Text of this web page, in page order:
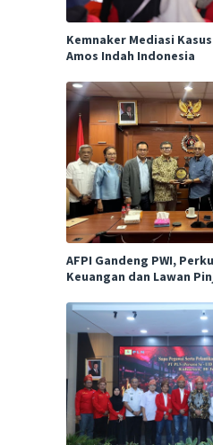
Kemnaker Mediasi
Amos Indah Indonesia
AFPI Gandeng PWI,
Keuangan dan Lawan